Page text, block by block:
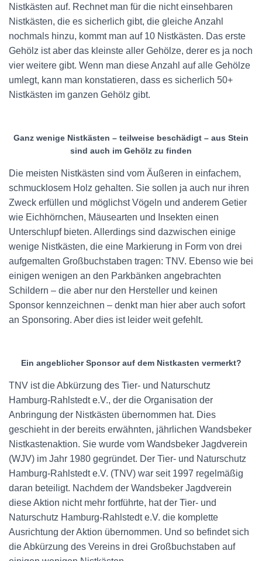
Nistkästen auf. Rechnet man für die nicht einsehbaren
Nistkästen, die es sicherlich gibt, die gleiche Anzahl
nochmals hinzu, kommt man auf 10 Nistkästen. Das erste
Gehölz ist aber das kleinste aller Gehölze, derer es ja noch
vier weitere gibt. Wenn man diese Anzahl auf alle Gehölze
umlegt, kann man konstatieren, dass es sicherlich 50+
Nistkästen im ganzen Gehölz gibt.
Ganz wenige Nistkästen – teilweise beschädigt – aus Stein
sind auch im Gehölz zu finden
Die meisten Nistkästen sind vom Äußeren in einfachem,
schmucklosem Holz gehalten. Sie sollen ja auch nur ihren
Zweck erfüllen und möglichst Vögeln und anderem Getier
wie Eichhörnchen, Mäusearten und Insekten einen
Unterschlupf bieten. Allerdings sind dazwischen einige
wenige Nistkästen, die eine Markierung in Form von drei
aufgemalten Großbuchstaben tragen: TNV. Ebenso wie bei
einigen wenigen an den Parkbänken angebrachten
Schildern – die aber nur den Hersteller und keinen
Sponsor kennzeichnen – denkt man hier aber auch sofort
an Sponsoring. Aber dies ist leider weit gefehlt.
Ein angeblicher Sponsor auf dem Nistkasten vermerkt?
TNV ist die Abkürzung des Tier- und Naturschutz
Hamburg-Rahlstedt e.V., der die Organisation der
Anbringung der Nistkästen übernommen hat. Dies
geschieht in der bereits erwähnten, jährlichen Wandsbeker
Nistkastenaktion. Sie wurde vom Wandsbeker Jagdverein
(WJV) im Jahr 1980 gegründet. Der Tier- und Naturschutz
Hamburg-Rahlstedt e.V. (TNV) war seit 1997 regelmäßig
daran beteiligt. Nachdem der Wandsbeker Jagdverein
diese Aktion nicht mehr fortführte, hat der Tier- und
Naturschutz Hamburg-Rahlstedt e.V. die komplette
Ausrichtung der Aktion übernommen. Und so befindet sich
die Abkürzung des Vereins in drei Großbuchstaben auf